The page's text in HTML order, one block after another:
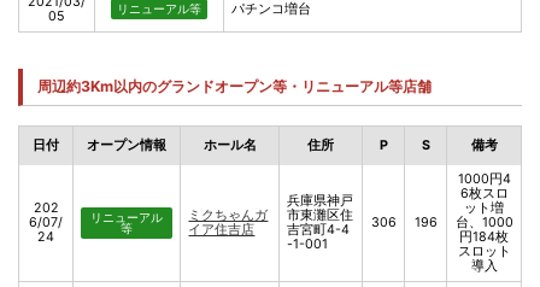
05
リニューアル等 パチンコ増台
周辺約3Km以内のグランドオープン等・リニューアル等店舗
日付 オープン情報 ホール名 住所 P S 備考
202
6/07/
24
リニューアル
等
ミクちゃんガ
イア住吉店
兵庫県神戸
市東灘区住
吉宮町4-4
-1-001
306 196
1000円4
6枚スロ
ット増
台、1000
円184枚
スロット
導入